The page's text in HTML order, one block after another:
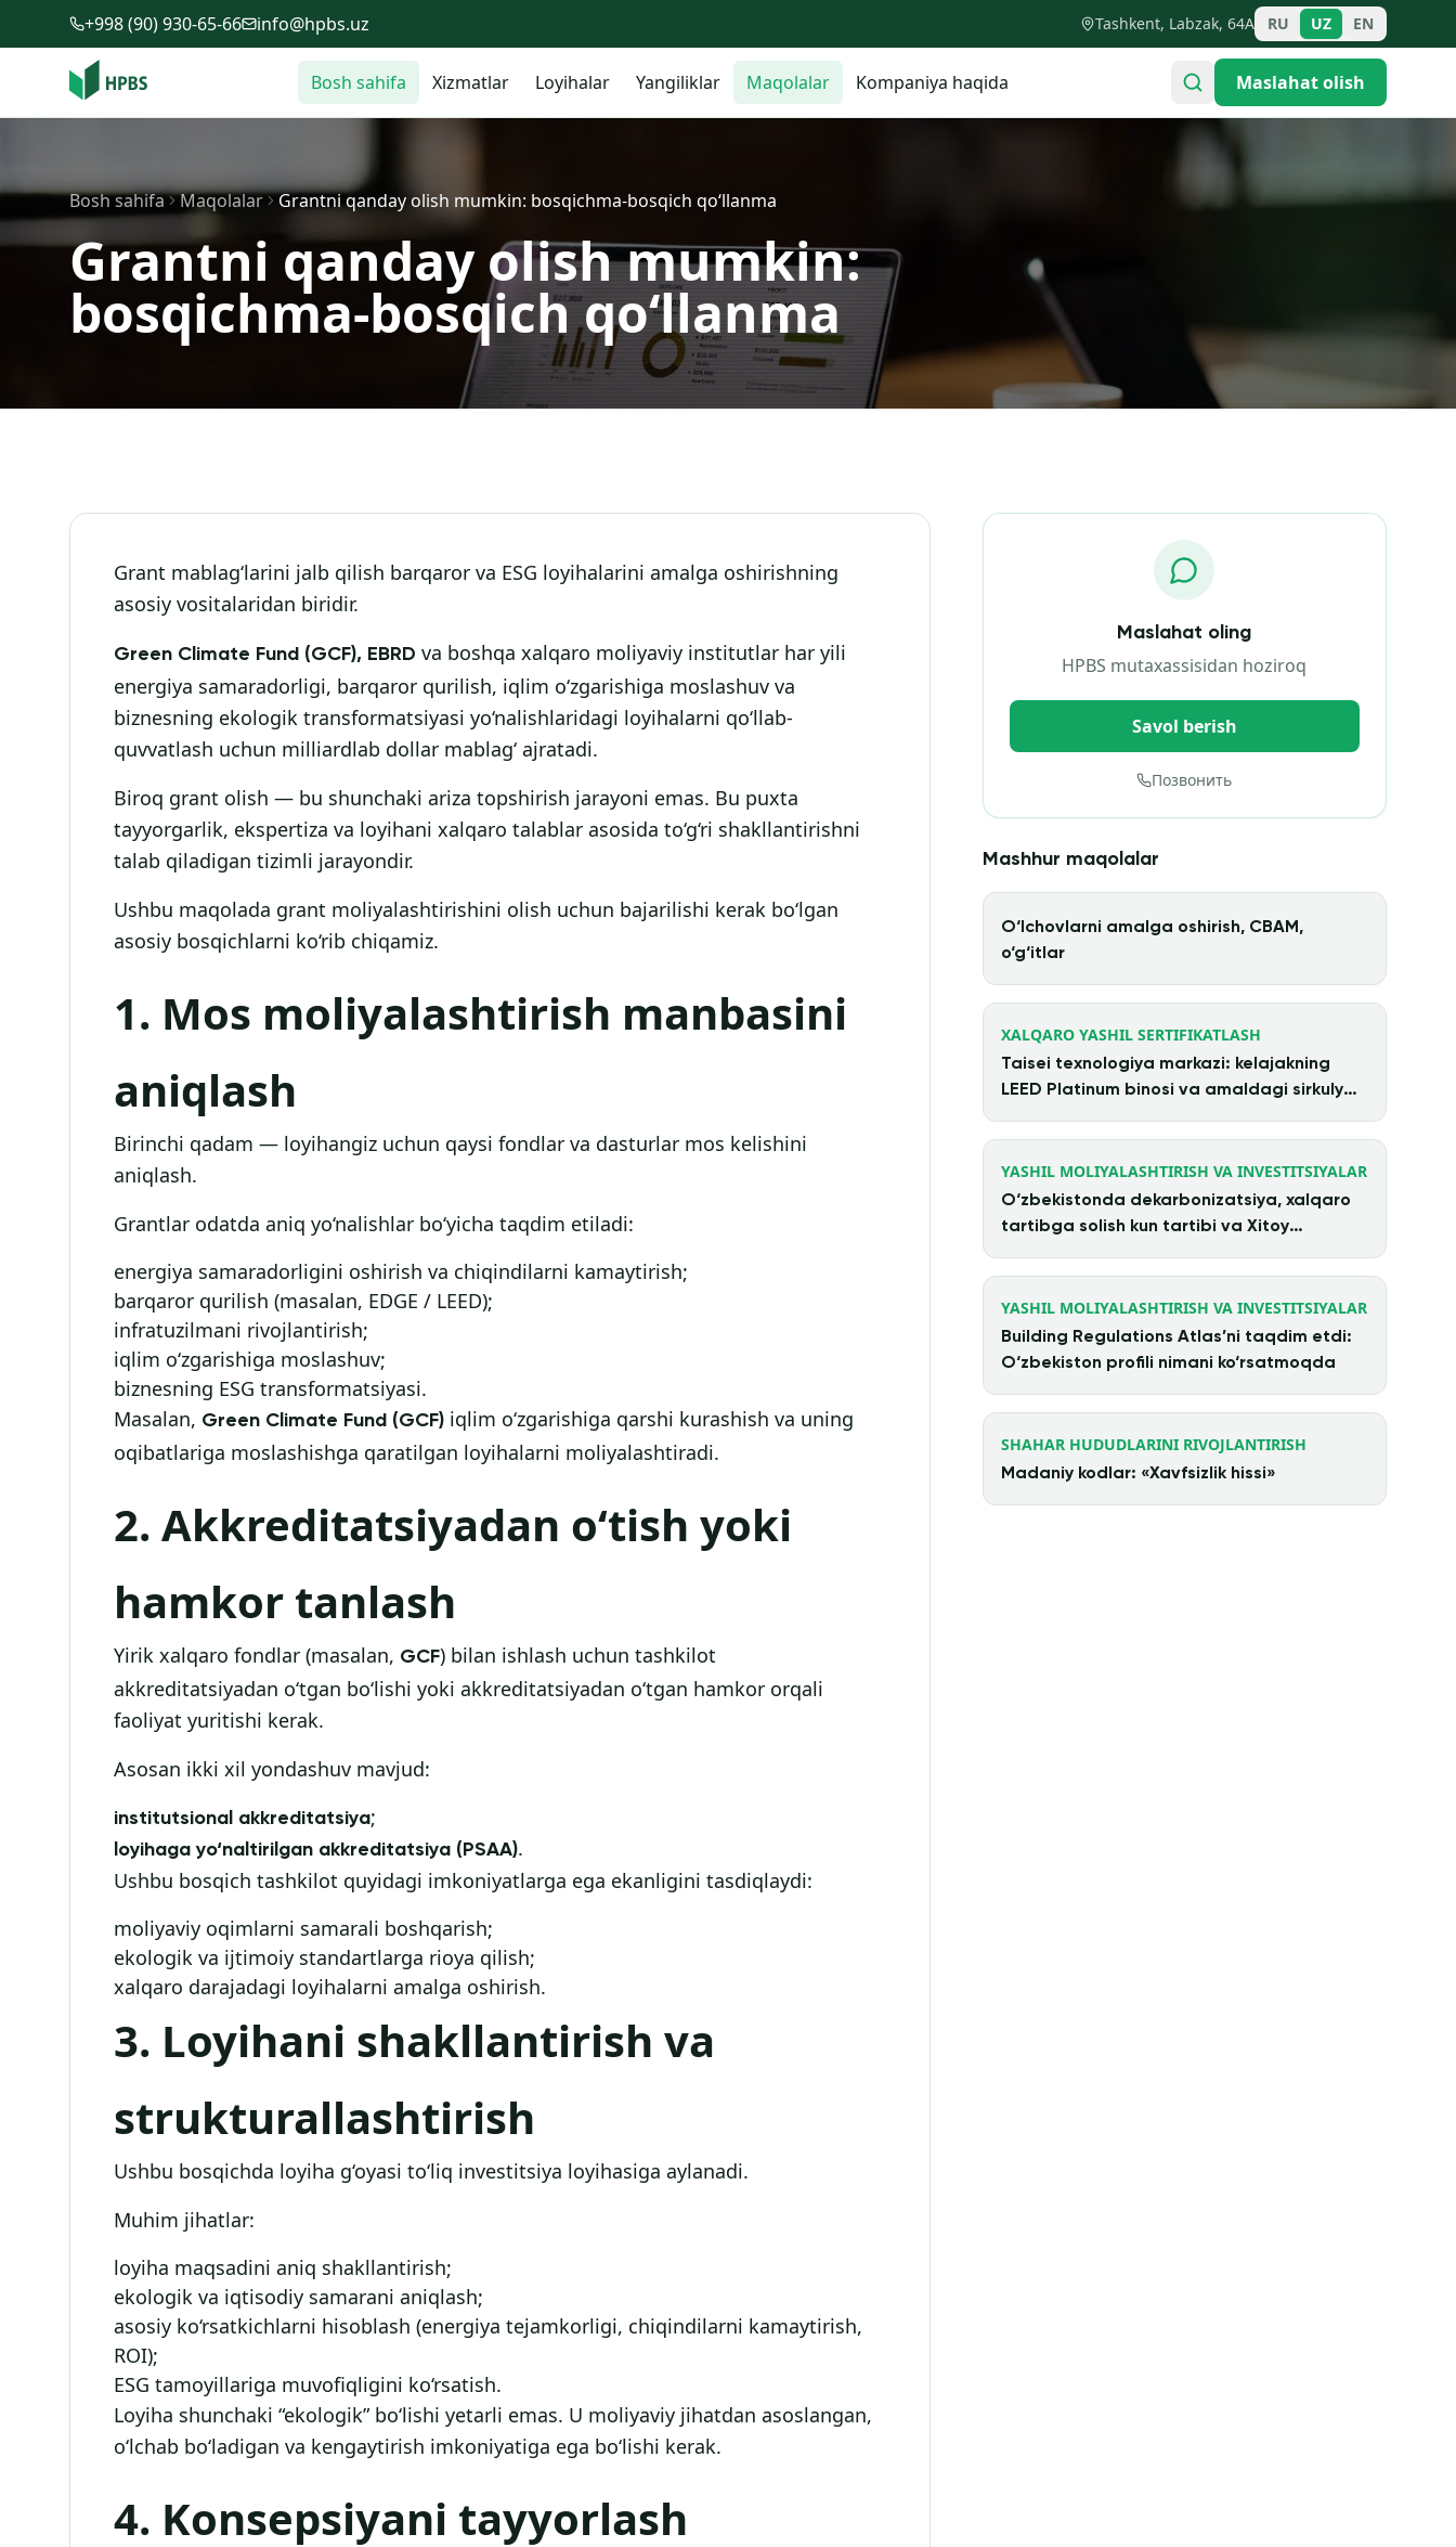
Tarkibga o'tish+998 (90) 930-65-66 info@hpbs.uz Tashkent, Labzak, 64A RU UZ EN
Bosh sahifa Xizmatlar Loyihalar Yangiliklar Maqolalar Kompaniya haqida Maslahat olish
Bosh sahifa Maqolalar Grantni qanday olish mumkin: bosqichma-bosqich qo‘llanma
Grantni qanday olish mumkin:
bosqichma-bosqich qo‘llanma
Grant mablag‘larini jalb qilish barqaror va ESG loyihalarini amalga oshirishning
asosiy vositalaridan biridir.
Green Climate Fund (GCF), EBRD va boshqa xalqaro moliyaviy institutlar har yili
energiya samaradorligi, barqaror qurilish, iqlim o‘zgarishiga moslashuv va
biznesning ekologik transformatsiyasi yo‘nalishlaridagi loyihalarni qo‘llab-
quvvatlash uchun milliardlab dollar mablag‘ ajratadi.
Biroq grant olish — bu shunchaki ariza topshirish jarayoni emas. Bu puxta
tayyorgarlik, ekspertiza va loyihani xalqaro talablar asosida to‘g‘ri shakllantirishni
talab qiladigan tizimli jarayondir.
Ushbu maqolada grant moliyalashtirishini olish uchun bajarilishi kerak bo‘lgan
asosiy bosqichlarni ko‘rib chiqamiz.
1. Mos moliyalashtirish manbasini
aniqlash
Birinchi qadam — loyihangiz uchun qaysi fondlar va dasturlar mos kelishini
aniqlash.
Grantlar odatda aniq yo‘nalishlar bo‘yicha taqdim etiladi:
energiya samaradorligini oshirish va chiqindilarni kamaytirish;
barqaror qurilish (masalan, EDGE / LEED);
infratuzilmani rivojlantirish;
iqlim o‘zgarishiga moslashuv;
biznesning ESG transformatsiyasi.
Masalan, Green Climate Fund (GCF) iqlim o‘zgarishiga qarshi kurashish va uning
oqibatlariga moslashishga qaratilgan loyihalarni moliyalashtiradi.
2. Akkreditatsiyadan o‘tish yoki
hamkor tanlash
Yirik xalqaro fondlar (masalan, GCF) bilan ishlash uchun tashkilot
akkreditatsiyadan o‘tgan bo‘lishi yoki akkreditatsiyadan o‘tgan hamkor orqali
faoliyat yuritishi kerak.
Asosan ikki xil yondashuv mavjud:
institutsional akkreditatsiya;
loyihaga yo‘naltirilgan akkreditatsiya (PSAA).
Ushbu bosqich tashkilot quyidagi imkoniyatlarga ega ekanligini tasdiqlaydi:
moliyaviy oqimlarni samarali boshqarish;
ekologik va ijtimoiy standartlarga rioya qilish;
xalqaro darajadagi loyihalarni amalga oshirish.
3. Loyihani shakllantirish va
strukturallashtirish
Ushbu bosqichda loyiha g‘oyasi to‘liq investitsiya loyihasiga aylanadi.
Muhim jihatlar:
loyiha maqsadini aniq shakllantirish;
ekologik va iqtisodiy samarani aniqlash;
asosiy ko‘rsatkichlarni hisoblash (energiya tejamkorligi, chiqindilarni kamaytirish,
ROI);
ESG tamoyillariga muvofiqligini ko‘rsatish.
Loyiha shunchaki “ekologik” bo‘lishi yetarli emas. U moliyaviy jihatdan asoslangan,
o‘lchab bo‘ladigan va kengaytirish imkoniyatiga ega bo‘lishi kerak.
4. Konsepsiyani tayyorlash
Maslahat oling
HPBS mutaxassisidan hoziroq
Savol berish
Позвонить
Mashhur maqolalar
O‘lchovlarni amalga oshirish, CBAM,
o‘g‘itlar
XALQARO YASHIL SERTIFIKATLASH
Taisei texnologiya markazi: kelajakning
LEED Platinum binosi va amaldagi sirkulyar
YASHIL MOLIYALASHTIRISH VA INVESTITSIYALAR
O‘zbekistonda dekarbonizatsiya, xalqaro
tartibga solish kun tartibi va Xitoy
YASHIL MOLIYALASHTIRISH VA INVESTITSIYALAR
Building Regulations Atlas’ni taqdim etdi:
O‘zbekiston profili nimani ko‘rsatmoqda
SHAHAR HUDUDLARINI RIVOJLANTIRISH
Madaniy kodlar: «Xavfsizlik hissi»